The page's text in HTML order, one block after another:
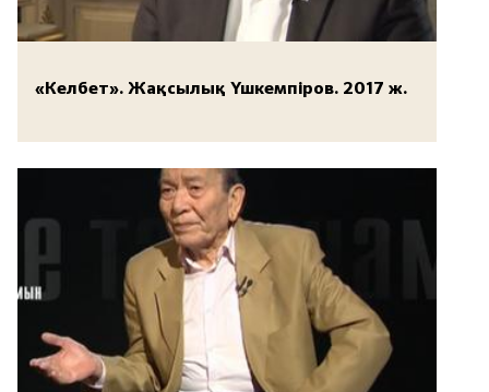
«Келбет». Жақсылық Үшкемпіров. 2017 ж.